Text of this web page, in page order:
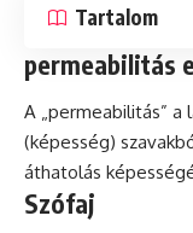
Tartalom
permeabilitás
A „permeabilitás” a
(képesség)
áthatolás
Szófaj